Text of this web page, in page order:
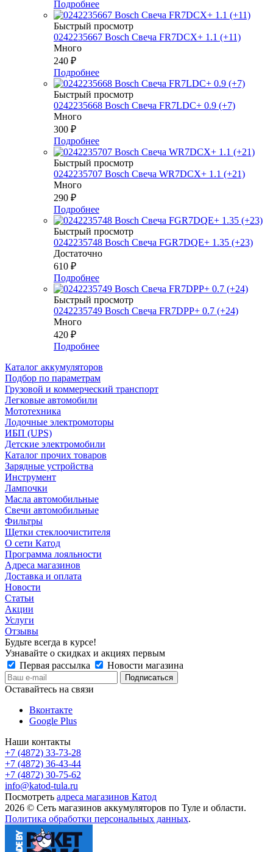
Подробнее
Быстрый просмотр
0242235667 Bosch Свеча FR7DCX+ 1.1 (+11)
Много
240 ₽
Подробнее
Быстрый просмотр
0242235668 Bosch Свеча FR7LDC+ 0.9 (+7)
Много
300 ₽
Подробнее
Быстрый просмотр
0242235707 Bosch Свеча WR7DCX+ 1.1 (+21)
Много
290 ₽
Подробнее
Быстрый просмотр
0242235748 Bosch Свеча FGR7DQE+ 1.35 (+23)
Достаточно
610 ₽
Подробнее
Быстрый просмотр
0242235749 Bosch Свеча FR7DPP+ 0.7 (+24)
Много
420 ₽
Подробнее
Каталог аккумуляторов
Подбор по параметрам
Грузовой и коммерческий транспорт
Легковые автомобили
Мототехника
Лодочные электромоторы
ИБП (UPS)
Детские электромобили
Каталог прочих товаров
Зарядные устройства
Инструмент
Лампочки
Масла автомобильные
Свечи автомобильные
Фильтры
Щетки стеклоочистителя
О сети Катод
Программа лояльности
Адреса магазинов
Доставка и оплата
Новости
Статьи
Акции
Услуги
Отзывы
Будьте всегда в курсе!
Узнавайте о скидках и акциях первым
Первая рассылка
Новости магазина
Оставайтесь на связи
Вконтакте
Google Plus
Наши контакты
+7 (4872) 33-73-28
+7 (4872) 36-43-44
+7 (4872) 30-75-62
info@katod-tula.ru
Посмотреть адреса магазинов Катод
2026 © Сеть магазинов аккумуляторов по Туле и области.
Политика обработки персональных данных.